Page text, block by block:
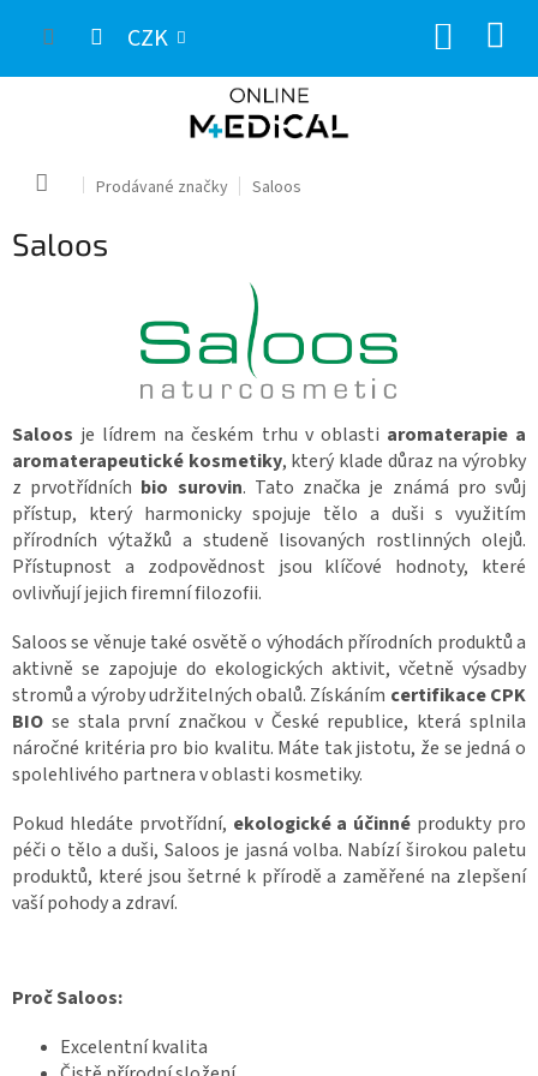
CZK
Domů Prodávané značky Saloos
Saloos
Saloos je lídrem na českém trhu v oblasti aromaterapie a
aromaterapeutické kosmetiky, který klade důraz na výrobky
z prvotřídních bio surovin. Tato značka je známá pro svůj
přístup, který harmonicky spojuje tělo a duši s využitím
přírodních výtažků a studeně lisovaných rostlinných olejů.
Přístupnost a zodpovědnost jsou klíčové hodnoty, které
ovlivňují jejich firemní filozofii.
Saloos se věnuje také osvětě o výhodách přírodních produktů a
aktivně se zapojuje do ekologických aktivit, včetně výsadby
stromů a výroby udržitelných obalů. Získáním certifikace CPK
BIO se stala první značkou v České republice, která splnila
náročné kritéria pro bio kvalitu. Máte tak jistotu, že se jedná o
spolehlivého partnera v oblasti kosmetiky.
Pokud hledáte prvotřídní, ekologické a účinné produkty pro
péči o tělo a duši, Saloos je jasná volba. Nabízí širokou paletu
produktů, které jsou šetrné k přírodě a zaměřené na zlepšení
vaší pohody a zdraví.
Proč Saloos:
Excelentní kvalita